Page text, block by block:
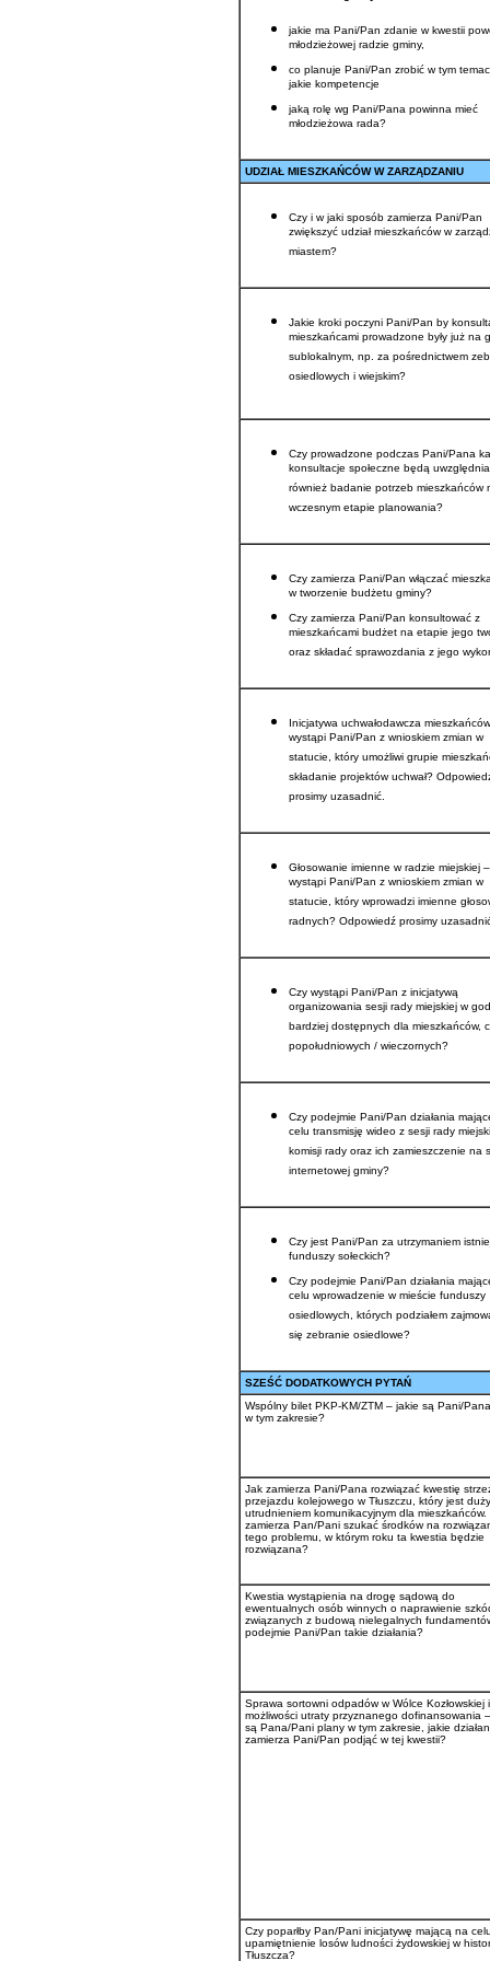
jakie ma Pani/Pan zdanie w kwestii
młodzieżowej radzie gminy,
co planuje Pani/Pan zrobić w tym
jakie kompetencje
jaką rolę wg Pani/Pana powinna mieć
młodzieżowa rada?
UDZIAŁ MIESZKAŃCÓW W ZARZĄDZANIU
Czy i w jaki sposób zamierza Pani/Pan
zwiększyć udział mieszkańców w
miastem?
Jakie kroki poczyni Pani/Pan by
mieszkańcami prowadzone były już na
sublokalnym, np. za pośrednictwem
osiedlowych i wiejskim?
Czy prowadzone podczas Pani/Pana
konsultacje społeczne będą
również badanie potrzeb mieszkańców
wczesnym etapie planowania?
Czy zamierza Pani/Pan włączać
w tworzenie budżetu gminy?
Czy zamierza Pani/Pan konsultować z
mieszkańcami budżet na etapie jego
oraz składać sprawozdania z jego
Inicjatywa uchwałodawcza
wystąpi Pani/Pan z wnioskiem zmian w
statucie, który umożliwi grupie
składanie projektów uchwał?
prosimy uzasadnić.
Głosowanie imienne w radzie miejskiej
wystąpi Pani/Pan z wnioskiem zmian w
statucie, który wprowadzi imienne
radnych? Odpowiedź prosimy
Czy wystąpi Pani/Pan z inicjatywą
organizowania sesji rady miejskiej w
bardziej dostępnych dla mieszkańców,
popołudniowych / wieczornych?
Czy podejmie Pani/Pan działania
celu transmisję wideo z sesji rady
komisji rady oraz ich zamieszczenie na
internetowej gminy?
Czy jest Pani/Pan za utrzymaniem
funduszy sołeckich?
Czy podejmie Pani/Pan działania
celu wprowadzenie w mieście funduszy
osiedlowych, których podziałem
się zebranie osiedlowe?
SZEŚĆ DODATKOWYCH PYTAŃ
Wspólny bilet PKP-KM/ZTM – jakie są Pani/
w tym zakresie?
Jak zamierza Pani/Pana rozwiązać kwestię
przejazdu kolejowego w Tłuszczu, który jest
utrudnieniem komunikacyjnym dla mieszkańców.
zamierza Pan/Pani szukać środków na
tego problemu, w którym roku ta kwestia będzie
rozwiązana?
Kwestia wystąpienia na drogę sądową do
ewentualnych osób winnych o naprawienie
związanych z budową nielegalnych
podejmie Pani/Pan takie działania?
Sprawa sortowni odpadów w Wólce Kozłowskiej i
możliwości utraty przyznanego dofinansowania
są Pana/Pani plany w tym zakresie, jakie
zamierza Pani/Pan podjąć w tej kwestii?
Czy poparłby Pan/Pani inicjatywę mającą na
upamiętnienie losów ludności żydowskiej w
Tłuszcza?